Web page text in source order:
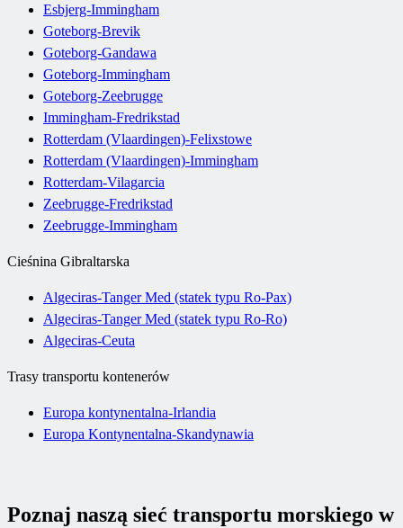
Esbjerg-Immingham
Goteborg-Brevik
Goteborg-Gandawa
Goteborg-Immingham
Goteborg-Zeebrugge
Immingham-Fredrikstad
Rotterdam (Vlaardingen)-Felixstowe
Rotterdam (Vlaardingen)-Immingham
Rotterdam-Vilagarcia
Zeebrugge-Fredrikstad
Zeebrugge-Immingham
Cieśnina Gibraltarska
Algeciras-Tanger Med (statek typu Ro-Pax)
Algeciras-Tanger Med (statek typu Ro-Ro)
Algeciras-Ceuta
Trasy transportu kontenerów
Europa kontynentalna-Irlandia
Europa Kontynentalna-Skandynawia
Poznaj naszą sieć transportu morskiego w